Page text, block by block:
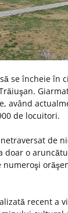
se încheie în
având
de locuitori.
de
doar o
recent a